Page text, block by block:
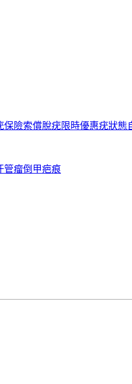
保險索償脫疣限時優惠疣狀態
管瘤倒甲疤痕